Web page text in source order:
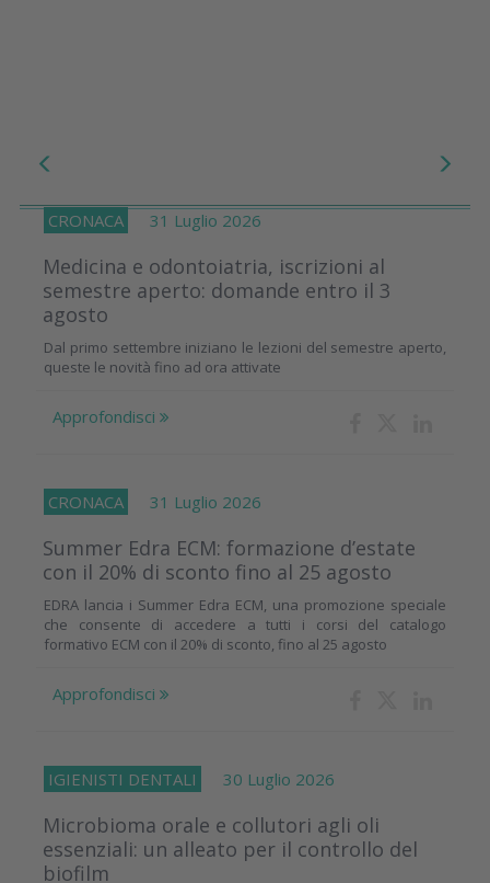
CRONACA 31 Luglio 2026
Medicina e odontoiatria, iscrizioni al
semestre aperto: domande entro il 3
agosto
Dal primo settembre iniziano le lezioni del semestre aperto,
queste le novità fino ad ora attivate
Approfondisci
CRONACA 31 Luglio 2026
Summer Edra ECM: formazione d’estate
con il 20% di sconto fino al 25 agosto
EDRA lancia i Summer Edra ECM, una promozione speciale
che consente di accedere a tutti i corsi del catalogo
formativo ECM con il 20% di sconto, fino al 25 agosto
Approfondisci
IGIENISTI DENTALI 30 Luglio 2026
Microbioma orale e collutori agli oli
essenziali: un alleato per il controllo del
biofilm